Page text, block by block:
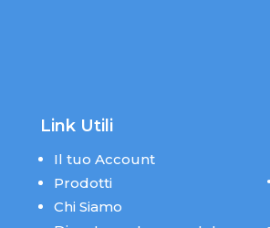
Link Utili
Il tuo Account
Prodotti
Chi Siamo